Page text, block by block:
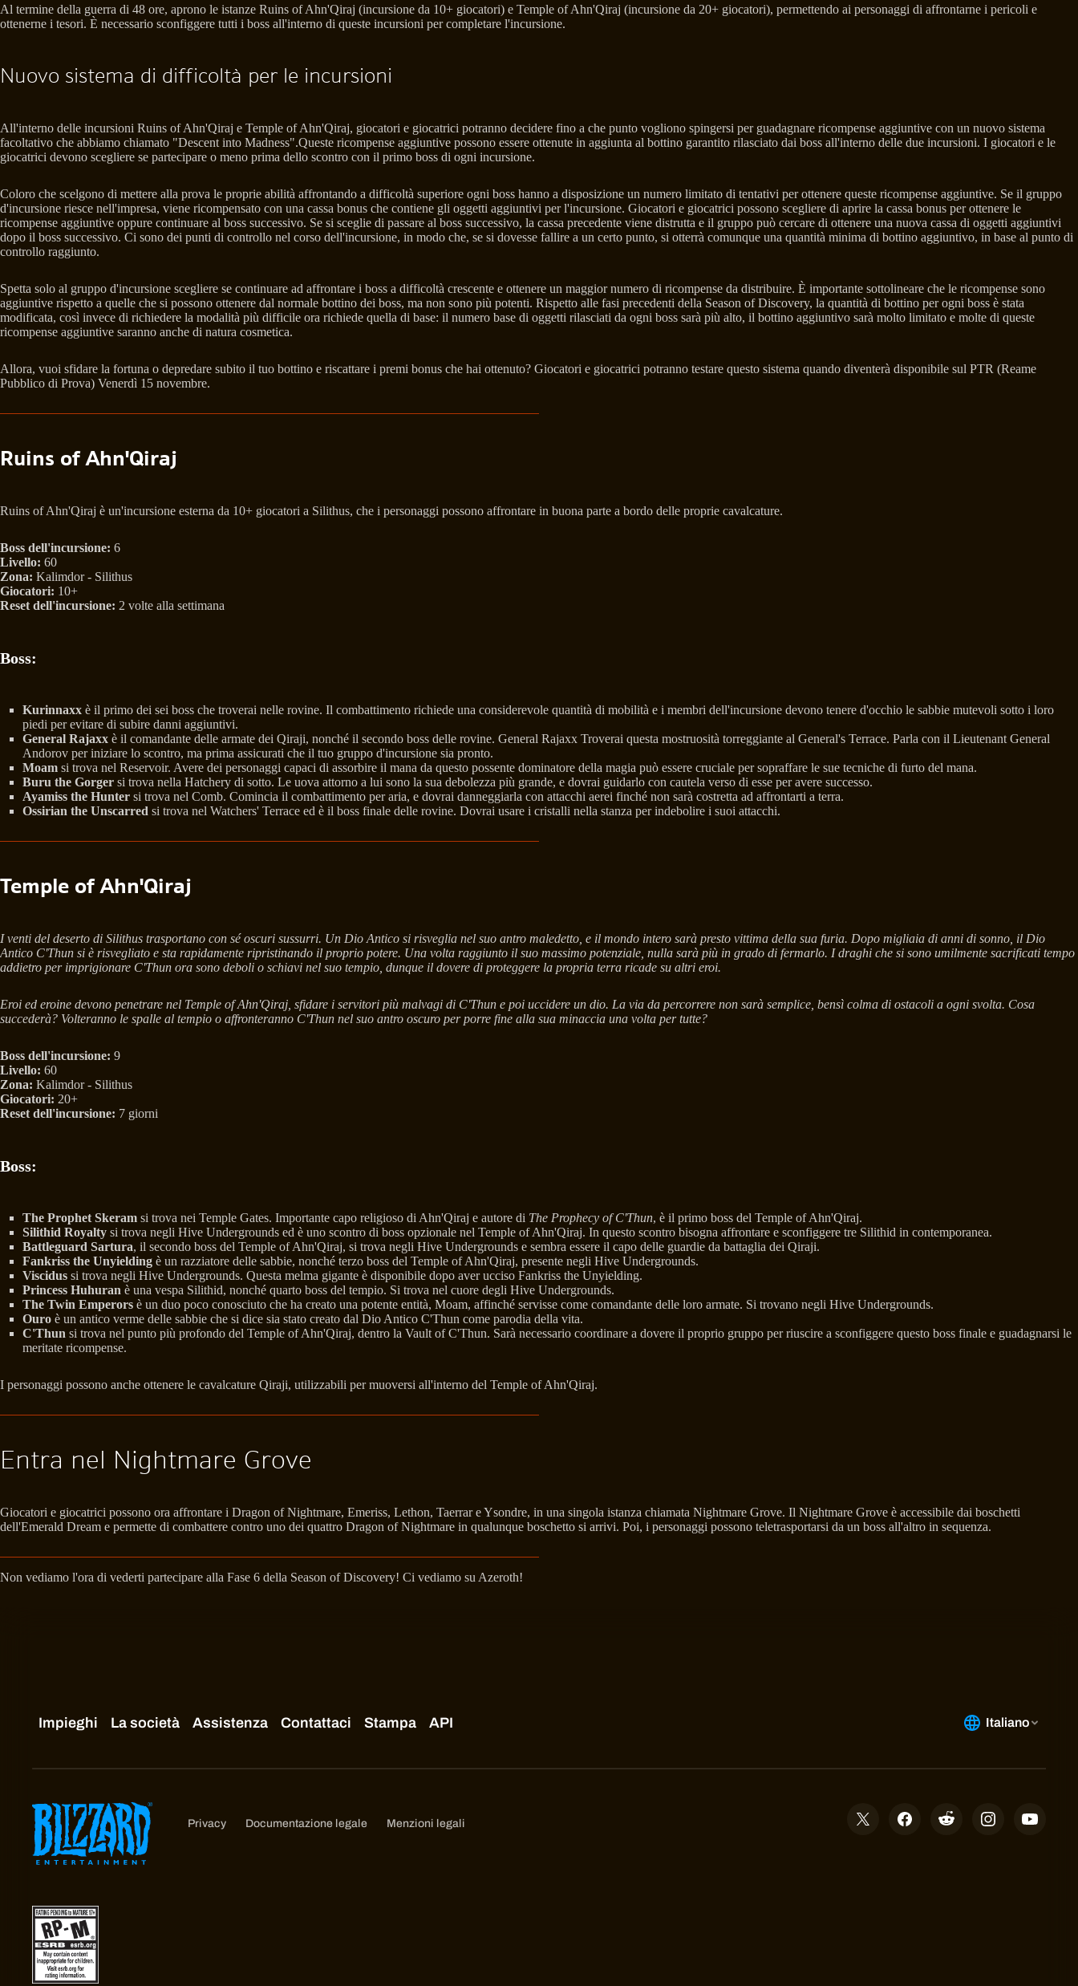
Al termine della guerra di 48 ore, aprono le istanze Ruins of Ahn'Qiraj (incursione da 10+ giocatori) e Temple of Ahn'Qiraj (incursione da 20+ giocatori), permettendo ai personaggi di affrontarne i pericoli e
ottenerne i tesori. È necessario sconfiggere tutti i boss all'interno di queste incursioni per completare l'incursione.
Nuovo sistema di difficoltà per le incursioni
All'interno delle incursioni Ruins of Ahn'Qiraj e Temple of Ahn'Qiraj, giocatori e giocatrici potranno decidere fino a che punto vogliono spingersi per guadagnare ricompense aggiuntive con un nuovo sistema
facoltativo che abbiamo chiamato "Descent into Madness".Queste ricompense aggiuntive possono essere ottenute in aggiunta al bottino garantito rilasciato dai boss all'interno delle due incursioni. I giocatori e le
giocatrici devono scegliere se partecipare o meno prima dello scontro con il primo boss di ogni incursione.
Coloro che scelgono di mettere alla prova le proprie abilità affrontando a difficoltà superiore ogni boss hanno a disposizione un numero limitato di tentativi per ottenere queste ricompense aggiuntive. Se il gruppo
d'incursione riesce nell'impresa, viene ricompensato con una cassa bonus che contiene gli oggetti aggiuntivi per l'incursione. Giocatori e giocatrici possono scegliere di aprire la cassa bonus per ottenere le
ricompense aggiuntive oppure continuare al boss successivo. Se si sceglie di passare al boss successivo, la cassa precedente viene distrutta e il gruppo può cercare di ottenere una nuova cassa di oggetti aggiuntivi
dopo il boss successivo. Ci sono dei punti di controllo nel corso dell'incursione, in modo che, se si dovesse fallire a un certo punto, si otterrà comunque una quantità minima di bottino aggiuntivo, in base al punto di
controllo raggiunto.
Spetta solo al gruppo d'incursione scegliere se continuare ad affrontare i boss a difficoltà crescente e ottenere un maggior numero di ricompense da distribuire. È importante sottolineare che le ricompense sono
aggiuntive rispetto a quelle che si possono ottenere dal normale bottino dei boss, ma non sono più potenti. Rispetto alle fasi precedenti della Season of Discovery, la quantità di bottino per ogni boss è stata
modificata, così invece di richiedere la modalità più difficile ora richiede quella di base: il numero base di oggetti rilasciati da ogni boss sarà più alto, il bottino aggiuntivo sarà molto limitato e molte di queste
ricompense aggiuntive saranno anche di natura cosmetica.
Allora, vuoi sfidare la fortuna o depredare subito il tuo bottino e riscattare i premi bonus che hai ottenuto? Giocatori e giocatrici potranno testare questo sistema quando diventerà disponibile sul PTR (Reame
Pubblico di Prova) Venerdì 15 novembre.
Ruins of Ahn'Qiraj
Ruins of Ahn'Qiraj è un'incursione esterna da 10+ giocatori a Silithus, che i personaggi possono affrontare in buona parte a bordo delle proprie cavalcature.
Boss dell'incursione: 6
Livello: 60
Zona: Kalimdor - Silithus
Giocatori: 10+
Reset dell'incursione: 2 volte alla settimana
Boss:
Kurinnaxx è il primo dei sei boss che troverai nelle rovine. Il combattimento richiede una considerevole quantità di mobilità e i membri dell'incursione devono tenere d'occhio le sabbie mutevoli sotto i loro
piedi per evitare di subire danni aggiuntivi.
General Rajaxx è il comandante delle armate dei Qiraji, nonché il secondo boss delle rovine. General Rajaxx Troverai questa mostruosità torreggiante al General's Terrace. Parla con il Lieutenant General
Andorov per iniziare lo scontro, ma prima assicurati che il tuo gruppo d'incursione sia pronto.
Moam si trova nel Reservoir. Avere dei personaggi capaci di assorbire il mana da questo possente dominatore della magia può essere cruciale per sopraffare le sue tecniche di furto del mana.
Buru the Gorger si trova nella Hatchery di sotto. Le uova attorno a lui sono la sua debolezza più grande, e dovrai guidarlo con cautela verso di esse per avere successo.
Ayamiss the Hunter si trova nel Comb. Comincia il combattimento per aria, e dovrai danneggiarla con attacchi aerei finché non sarà costretta ad affrontarti a terra.
Ossirian the Unscarred si trova nel Watchers' Terrace ed è il boss finale delle rovine. Dovrai usare i cristalli nella stanza per indebolire i suoi attacchi.
Temple of Ahn'Qiraj
I venti del deserto di Silithus trasportano con sé oscuri sussurri. Un Dio Antico si risveglia nel suo antro maledetto, e il mondo intero sarà presto vittima della sua furia. Dopo migliaia di anni di sonno, il Dio
Antico C'Thun si è risvegliato e sta rapidamente ripristinando il proprio potere. Una volta raggiunto il suo massimo potenziale, nulla sarà più in grado di fermarlo. I draghi che si sono umilmente sacrificati tempo
addietro per imprigionare C'Thun ora sono deboli o schiavi nel suo tempio, dunque il dovere di proteggere la propria terra ricade su altri eroi.
Eroi ed eroine devono penetrare nel Temple of Ahn'Qiraj, sfidare i servitori più malvagi di C'Thun e poi uccidere un dio. La via da percorrere non sarà semplice, bensì colma di ostacoli a ogni svolta. Cosa
succederà? Volteranno le spalle al tempio o affronteranno C'Thun nel suo antro oscuro per porre fine alla sua minaccia una volta per tutte?
Boss dell'incursione: 9
Livello: 60
Zona: Kalimdor - Silithus
Giocatori: 20+
Reset dell'incursione: 7 giorni
Boss:
The Prophet Skeram si trova nei Temple Gates. Importante capo religioso di Ahn'Qiraj e autore di The Prophecy of C'Thun, è il primo boss del Temple of Ahn'Qiraj.
Silithid Royalty si trova negli Hive Undergrounds ed è uno scontro di boss opzionale nel Temple of Ahn'Qiraj. In questo scontro bisogna affrontare e sconfiggere tre Silithid in contemporanea.
Battleguard Sartura, il secondo boss del Temple of Ahn'Qiraj, si trova negli Hive Undergrounds e sembra essere il capo delle guardie da battaglia dei Qiraji.
Fankriss the Unyielding è un razziatore delle sabbie, nonché terzo boss del Temple of Ahn'Qiraj, presente negli Hive Undergrounds.
Viscidus si trova negli Hive Undergrounds. Questa melma gigante è disponibile dopo aver ucciso Fankriss the Unyielding.
Princess Huhuran è una vespa Silithid, nonché quarto boss del tempio. Si trova nel cuore degli Hive Undergrounds.
The Twin Emperors è un duo poco conosciuto che ha creato una potente entità, Moam, affinché servisse come comandante delle loro armate. Si trovano negli Hive Undergrounds.
Ouro è un antico verme delle sabbie che si dice sia stato creato dal Dio Antico C'Thun come parodia della vita.
C'Thun si trova nel punto più profondo del Temple of Ahn'Qiraj, dentro la Vault of C'Thun. Sarà necessario coordinare a dovere il proprio gruppo per riuscire a sconfiggere questo boss finale e guadagnarsi le
meritate ricompense.
I personaggi possono anche ottenere le cavalcature Qiraji, utilizzabili per muoversi all'interno del Temple of Ahn'Qiraj.
Entra nel Nightmare Grove
Giocatori e giocatrici possono ora affrontare i Dragon of Nightmare, Emeriss, Lethon, Taerrar e Ysondre, in una singola istanza chiamata Nightmare Grove. Il Nightmare Grove è accessibile dai boschetti
dell'Emerald Dream e permette di combattere contro uno dei quattro Dragon of Nightmare in qualunque boschetto si arrivi. Poi, i personaggi possono teletrasportarsi da un boss all'altro in sequenza.
Non vediamo l'ora di vederti partecipare alla Fase 6 della Season of Discovery! Ci vediamo su Azeroth!